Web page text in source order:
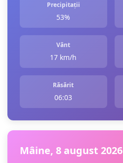
Precipitații
53%
Vânt
17 km/h
Răsărit
06:03
Mâine, 8 august 2026